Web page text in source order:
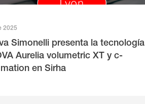
2025
Simonelli presenta la tecnología
Aurelia volumetric XT y c-
en Sirha